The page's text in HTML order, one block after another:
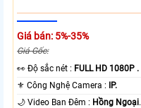
Giá bán: 5%-35%
Giá Gốc:
️👀 Độ sắc nét : FULL HD 1080P .
⚜️ Công Nghệ Camera : IP.
🌙 Video Ban Đêm : Hồng Ngoại